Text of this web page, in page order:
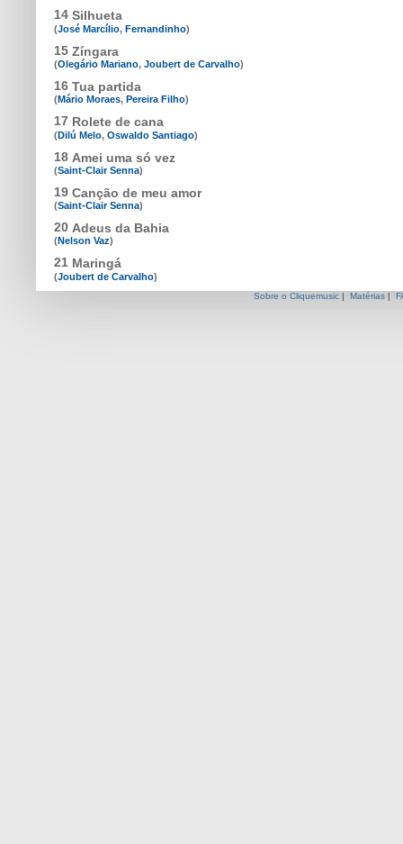
14 Silhueta
(José Marcílio, Fernandinho)
15 Zíngara
(Olegário Mariano, Joubert de Carvalho)
16 Tua partida
(Mário Moraes, Pereira Filho)
17 Rolete de cana
(Dilú Melo, Oswaldo Santiago)
18 Amei uma só vez
(Saint-Clair Senna)
19 Canção de meu amor
(Saint-Clair Senna)
20 Adeus da Bahia
(Nelson Vaz)
21 Maringá
(Joubert de Carvalho)
Sobre o Cliquemusic | Matérias |